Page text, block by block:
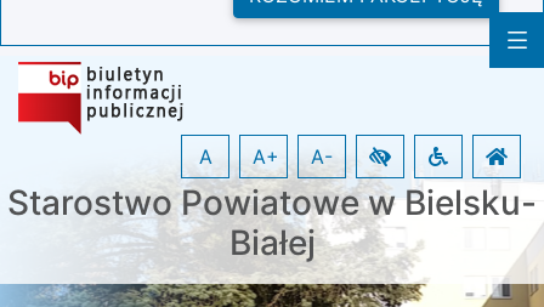
Starostwo Powiatowe w Bielsku-
Białej
A A+ A-